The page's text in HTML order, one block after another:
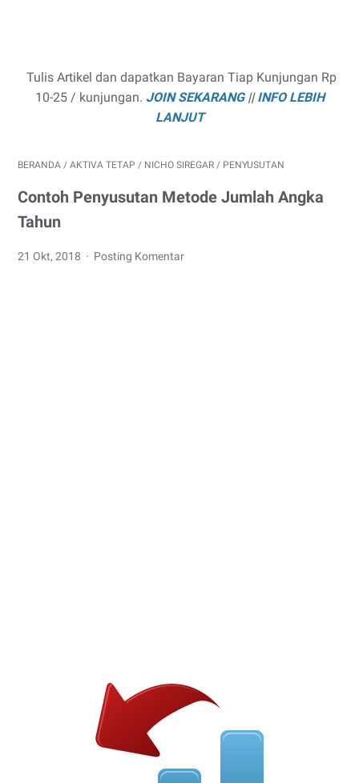
Tulis Artikel dan dapatkan Bayaran Tiap Kunjungan Rp
10-25 / kunjungan. JOIN SEKARANG||INFO LEBIH
LANJUT
BERANDA / AKTIVA TETAP / NICHO SIREGAR / PENYUSUTAN
Contoh Penyusutan Metode Jumlah Angka
Tahun
21 Okt, 2018 Posting Komentar